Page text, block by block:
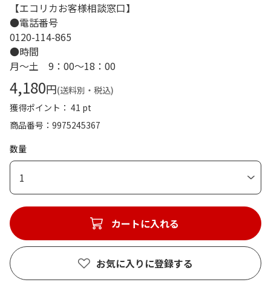
【エコリカお客様相談窓口】
●電話番号
0120-114-865
●時間
月～土 9：00～18：00
4,180円(送料別・税込)
獲得ポイント： 41 pt
商品番号
9975245367
数量
1
カートに入れる
お気に入りに登録する